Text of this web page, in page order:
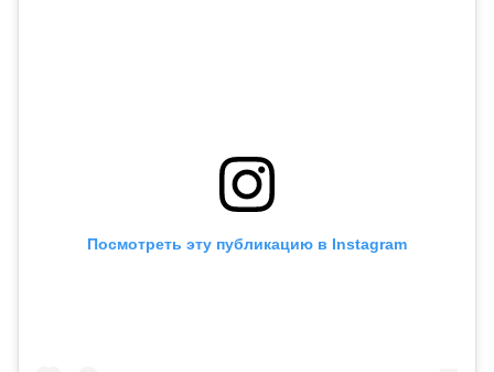
Посмотреть эту публикацию в Instagram